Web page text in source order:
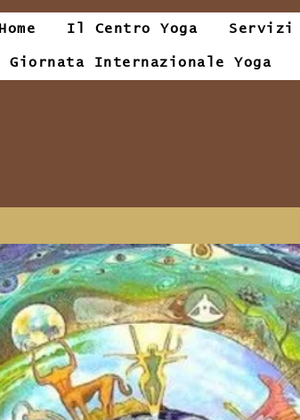
Home Il Centro Yoga Servizi
Giornata Internazionale Yoga